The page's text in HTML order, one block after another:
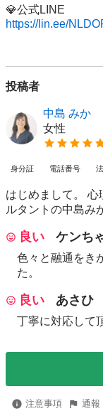
https://lin.ee/
投稿者
中島 みか
女性
身分証 電話番号
はじめまして。
ルタントの中島み
良い ケンち
色々と融通をき
た。
良い あさひ
丁寧に対応して
注意事項 通報